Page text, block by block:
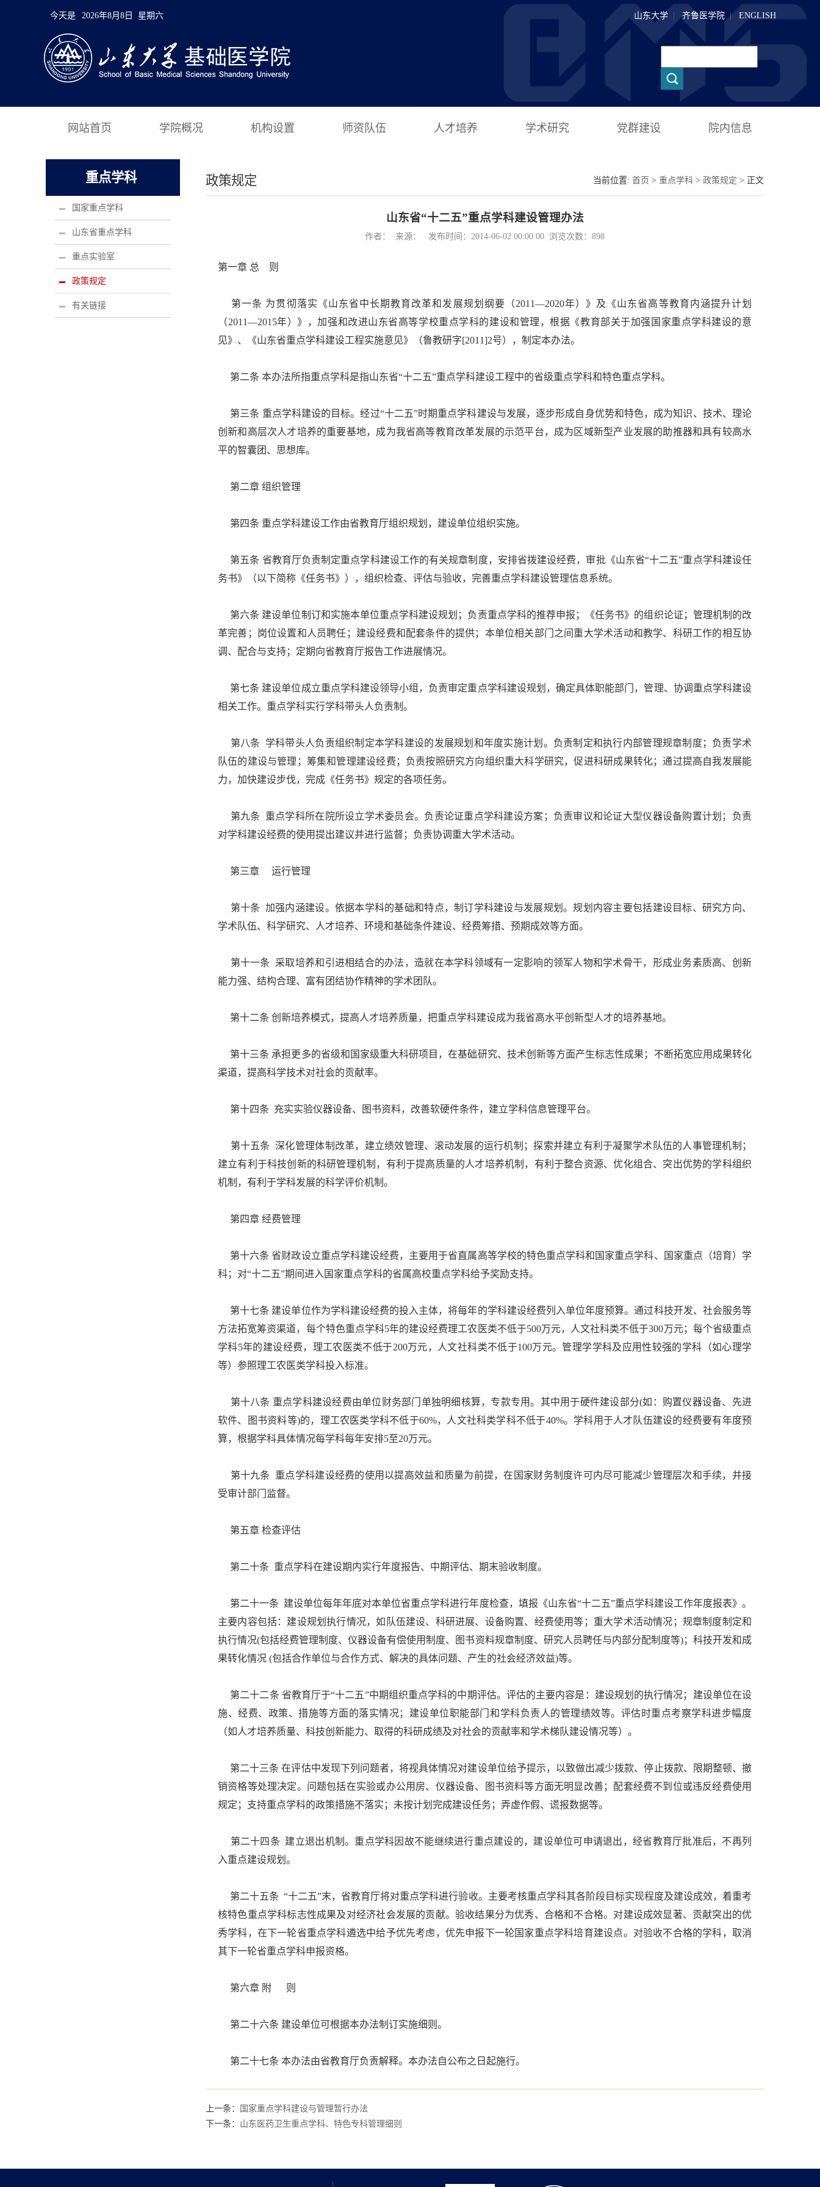
今天是 2026年8月8日 星期六 山东大学 齐鲁医学院 | ENGLISH
网站首页 学院概况 机构设置 师资队伍 人才培养 学术研究 党群建设 院内信息
重点学科
国家重点学科
山东省重点学科
重点实验室
政策规定
有关链接
政策规定 当前位置: 首页 > 重点学科 > 政策规定 > 正文
山东省“十二五”重点学科建设管理办法
作者： 来源： 发布时间：2014-06-02 00:00:00 浏览次数： 898
第一章 总 则
第一条 为贯彻落实《山东省中长期教育改革和发展规划纲要（2011―2020年）》及《山东省高等教育内涵提升计划
（2011―2015年）》，加强和改进山东省高等学校重点学科的建设和管理，根据《教育部关于加强国家重点学科建设的意
见》、《山东省重点学科建设工程实施意见》（鲁教研字[2011]2号），制定本办法。
第二条 本办法所指重点学科是指山东省“十二五”重点学科建设工程中的省级重点学科和特色重点学科。
第三条 重点学科建设的目标。经过“十二五”时期重点学科建设与发展，逐步形成自身优势和特色，成为知识、技术、理论
创新和高层次人才培养的重要基地，成为我省高等教育改革发展的示范平台，成为区域新型产业发展的助推器和具有较高水
平的智囊团、思想库。
第二章 组织管理
第四条 重点学科建设工作由省教育厅组织规划，建设单位组织实施。
第五条 省教育厅负责制定重点学科建设工作的有关规章制度，安排省拨建设经费，审批《山东省“十二五”重点学科建设任
务书》（以下简称《任务书》），组织检查、评估与验收，完善重点学科建设管理信息系统。
第六条 建设单位制订和实施本单位重点学科建设规划；负责重点学科的推荐申报；《任务书》的组织论证；管理机制的改
革完善；岗位设置和人员聘任；建设经费和配套条件的提供；本单位相关部门之间重大学术活动和教学、科研工作的相互协
调、配合与支持；定期向省教育厅报告工作进展情况。
第七条 建设单位成立重点学科建设领导小组，负责审定重点学科建设规划，确定具体职能部门，管理、协调重点学科建设
相关工作。重点学科实行学科带头人负责制。
第八条 学科带头人负责组织制定本学科建设的发展规划和年度实施计划。负责制定和执行内部管理规章制度；负责学术
队伍的建设与管理；筹集和管理建设经费；负责按照研究方向组织重大科学研究，促进科研成果转化；通过提高自我发展能
力，加快建设步伐，完成《任务书》规定的各项任务。
第九条 重点学科所在院所设立学术委员会。负责论证重点学科建设方案；负责审议和论证大型仪器设备购置计划；负责
对学科建设经费的使用提出建议并进行监督；负责协调重大学术活动。
第三章 运行管理
第十条 加强内涵建设。依据本学科的基础和特点，制订学科建设与发展规划。规划内容主要包括建设目标、研究方向、
学术队伍、科学研究、人才培养、环境和基础条件建设、经费筹措、预期成效等方面。
第十一条 采取培养和引进相结合的办法，造就在本学科领域有一定影响的领军人物和学术骨干，形成业务素质高、创新
能力强、结构合理、富有团结协作精神的学术团队。
第十二条 创新培养模式，提高人才培养质量，把重点学科建设成为我省高水平创新型人才的培养基地。
第十三条 承担更多的省级和国家级重大科研项目，在基础研究、技术创新等方面产生标志性成果；不断拓宽应用成果转化
渠道，提高科学技术对社会的贡献率。
第十四条 充实实验仪器设备、图书资料，改善软硬件条件，建立学科信息管理平台。
第十五条 深化管理体制改革，建立绩效管理、滚动发展的运行机制；探索并建立有利于凝聚学术队伍的人事管理机制；
建立有利于科技创新的科研管理机制，有利于提高质量的人才培养机制，有利于整合资源、优化组合、突出优势的学科组织
机制，有利于学科发展的科学评价机制。
第四章 经费管理
第十六条 省财政设立重点学科建设经费，主要用于省直属高等学校的特色重点学科和国家重点学科、国家重点（培育）学
科；对“十二五”期间进入国家重点学科的省属高校重点学科给予奖励支持。
第十七条 建设单位作为学科建设经费的投入主体，将每年的学科建设经费列入单位年度预算。通过科技开发、社会服务等
方法拓宽筹资渠道，每个特色重点学科5年的建设经费理工农医类不低于500万元，人文社科类不低于300万元；每个省级重点
学科5年的建设经费，理工农医类不低于200万元，人文社科类不低于100万元。管理学学科及应用性较强的学科（如心理学
等）参照理工农医类学科投入标准。
第十八条 重点学科建设经费由单位财务部门单独明细核算，专款专用。其中用于硬件建设部分(如：购置仪器设备、先进
软件、图书资料等)的，理工农医类学科不低于60%，人文社科类学科不低于40%。学科用于人才队伍建设的经费要有年度预
算，根据学科具体情况每学科每年安排5至20万元。
第十九条 重点学科建设经费的使用以提高效益和质量为前提，在国家财务制度许可内尽可能减少管理层次和手续，并接
受审计部门监督。
第五章 检查评估
第二十条 重点学科在建设期内实行年度报告、中期评估、期末验收制度。
第二十一条 建设单位每年年底对本单位省重点学科进行年度检查，填报《山东省“十二五”重点学科建设工作年度报表》。
主要内容包括：建设规划执行情况，如队伍建设、科研进展、设备购置、经费使用等；重大学术活动情况；规章制度制定和
执行情况(包括经费管理制度、仪器设备有偿使用制度、图书资料规章制度、研究人员聘任与内部分配制度等)；科技开发和成
果转化情况 (包括合作单位与合作方式、解决的具体问题、产生的社会经济效益)等。
第二十二条 省教育厅于“十二五”中期组织重点学科的中期评估。评估的主要内容是：建设规划的执行情况；建设单位在设
施、经费、政策、措施等方面的落实情况；建设单位职能部门和学科负责人的管理绩效等。评估时重点考察学科进步幅度
（如人才培养质量、科技创新能力、取得的科研成绩及对社会的贡献率和学术梯队建设情况等）。
第二十三条 在评估中发现下列问题者，将视具体情况对建设单位给予提示，以致做出减少拨款、停止拨款、限期整顿、撤
销资格等处理决定。问题包括在实验或办公用房、仪器设备、图书资料等方面无明显改善；配套经费不到位或违反经费使用
规定；支持重点学科的政策措施不落实；未按计划完成建设任务；弄虚作假、谎报数据等。
第二十四条 建立退出机制。重点学科因故不能继续进行重点建设的，建设单位可申请退出，经省教育厅批准后，不再列
入重点建设规划。
第二十五条 “十二五”末，省教育厅将对重点学科进行验收。主要考核重点学科其各阶段目标实现程度及建设成效，着重考
核特色重点学科标志性成果及对经济社会发展的贡献。验收结果分为优秀、合格和不合格。对建设成效显著、贡献突出的优
秀学科，在下一轮省重点学科遴选中给予优先考虑，优先申报下一轮国家重点学科培育建设点。对验收不合格的学科，取消
其下一轮省重点学科申报资格。
第六章 附 则
第二十六条 建设单位可根据本办法制订实施细则。
第二十七条 本办法由省教育厅负责解释。本办法自公布之日起施行。
上一条：
国家重点学科建设与管理暂行办法
下一条： 山东医药卫生重点学科、特色专科管理细则